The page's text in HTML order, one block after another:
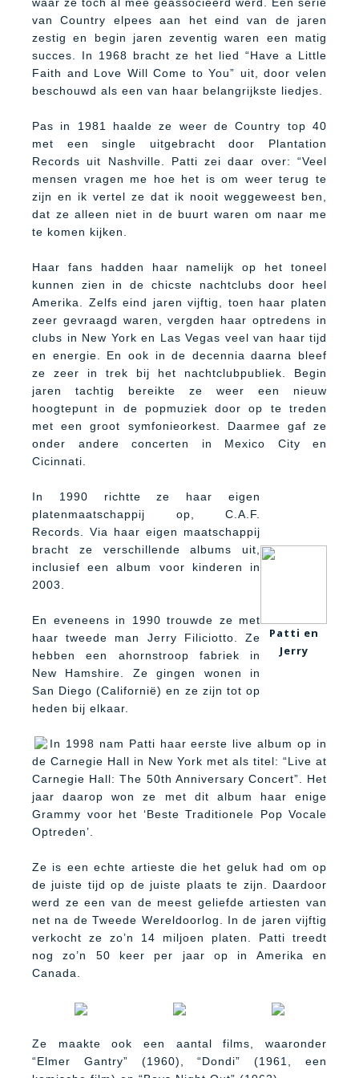
van Country elpees aan het eind van de jaren
zestig en begin jaren zeventig waren een matig
succes. In 1968 bracht ze het lied “Have a Little
Faith and Love Will Come to You” uit, door velen
beschouwd als een van haar belangrijkste liedjes.
Pas in 1981 haalde ze weer de Country top 40
met een single uitgebracht door Plantation
Records uit Nashville. Patti zei daar over: “Veel
mensen vragen me hoe het is om weer terug te
zijn en ik vertel ze dat ik nooit weggeweest ben,
dat ze alleen niet in de buurt waren om naar me
te komen kijken.
Haar fans hadden haar namelijk op het toneel
kunnen zien in de chicste nachtclubs door heel
Amerika. Zelfs eind jaren vijftig, toen haar platen
zeer gevraagd waren, vergden haar optredens in
clubs in New York en Las Vegas veel van haar tijd
en energie. En ook in de decennia daarna bleef
ze zeer in trek bij het nachtclubpubliek. Begin
jaren tachtig bereikte ze weer een nieuw
hoogtepunt in de popmuziek door op te treden
met een groot symfonieorkest. Daarmee gaf ze
onder andere concerten in Mexico City en
Cicinnati.
In 1990 richtte ze haar eigen
platenmaatschappij op, C.A.F.
Records. Via haar eigen maatschappij
bracht ze verschillende albums uit,
inclusief een album voor kinderen in
2003.
En eveneens in 1990 trouwde ze met
haar tweede man Jerry Filiciotto. Ze
hebben een ahornstroop fabriek in
New Hamshire. Ze gingen wonen in
San Diego (Californië) en ze zijn tot op
heden bij elkaar.
Patti en
Jerry
In 1998 nam Patti haar eerste live album op in
de Carnegie Hall in New York met als titel: “Live at
Carnegie Hall: The 50th Anniversary Concert”. Het
jaar daarop won ze met dit album haar enige
Grammy voor het ‘Beste Traditionele Pop Vocale
Optreden’.
Ze is een echte artieste die het geluk had om op
de juiste tijd op de juiste plaats te zijn. Daardoor
werd ze een van de meest geliefde artiesten van
net na de Tweede Wereldoorlog. In de jaren vijftig
verkocht ze zo’n 14 miljoen platen. Patti treedt
nog zo’n 50 keer per jaar op in Amerika en
Canada.
Ze maakte ook een aantal films, waaronder
“Elmer Gantry” (1960), “Dondi” (1961, een